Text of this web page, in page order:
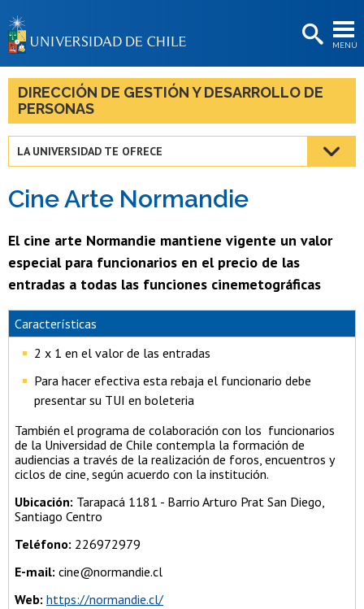
MENÚ
BIBLIOTECAS
LA UNIVERSIDAD
Estudiantes
Egresadas/os
DIRECCIÓN DE GESTIÓN Y DESARROLLO DE
PERSONAS
LA UNIVERSIDAD TE OFRECE
Cine Arte Normandie
El cine arte Normandie mantiene vigente un valor
especial para funcionarios en el precio de las
entradas a todas las funciones cinemetográficas
Características
2 x 1 en el valor de las entradas
Para hacer efectiva esta rebaja el funcionario debe
presentar su TUI en boleteria
También el programa de colaboración con los funcionarios
de la Universidad de Chile contempla la formación de
audiencias a través de la realización de foros, encuentros y
ciclos de cine, según acuerdo con la institución.
Ubicación: Tarapacá 1181 - Barrio Arturo Prat San Diego,
Santiago Centro
Teléfono: 226972979
E-mail: cine@normandie.cl
Web: https://normandie.cl/